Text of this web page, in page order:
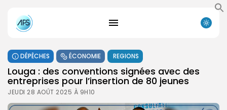
DÉPÊCHES ÉCONOMIE REGIONS
Louga : des conventions signées avec des
entreprises pour l’insertion de 80 jeunes
JEUDI 28 AOÛT 2025 À 9H10